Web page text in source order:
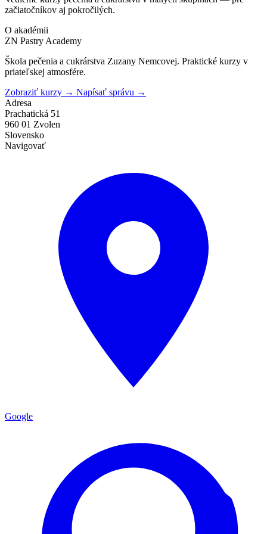
začiatočníkov aj pokročilých.
O akadémii
ZN Pastry Academy
Škola pečenia a cukrárstva Zuzany Nemcovej. Praktické kurzy v
priateľskej atmosfére.
Zobraziť kurzy → Napísať správu →
Adresa
Prachatická 51
960 01 Zvolen
Slovensko
Navigovať
Google